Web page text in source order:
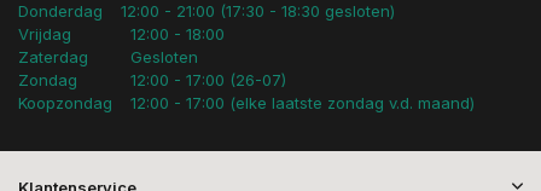
Donderdag
12:00 - 21:00 (17:30 - 18:30 gesloten)
Vrijdag
Zaterdag
Zondag
Koopzondag
12:00 - 18:00
Gesloten
12:00 - 17:00 (26-07)
12:00 - 17:00 (elke laatste zondag v.d. maand)